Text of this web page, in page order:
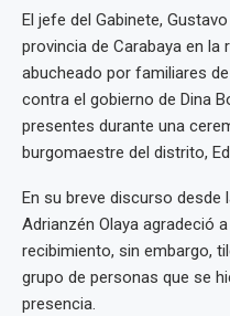
El jefe del Gabinete,
provincia de Carabaya en la
abucheado por familiares
contra el gobierno de Dina
presentes durante una
burgomaestre del distrito,
En su breve discurso desde
Adrianzén Olaya agradeció
recibimiento, sin embargo,
grupo de personas que se
presencia.